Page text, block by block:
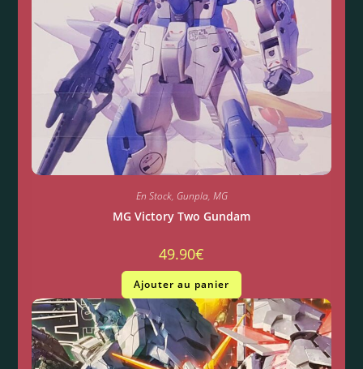
En Stock, Gunpla, MG
MG Victory Two Gundam
49.90€
Ajouter au panier